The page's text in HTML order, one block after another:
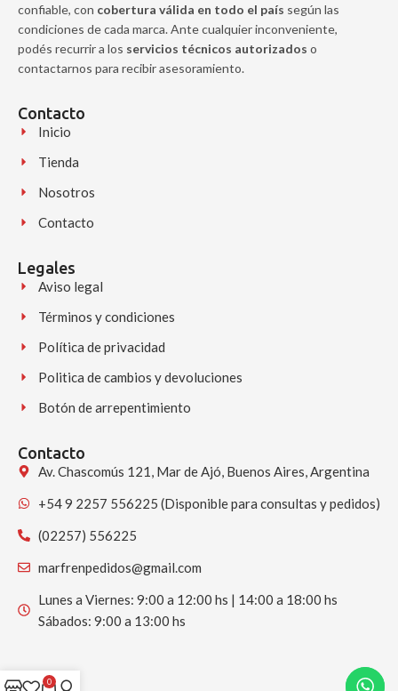
confiable, con cobertura válida en todo el país según las
condiciones de cada marca. Ante cualquier inconveniente,
podés recurrir a los servicios técnicos autorizados o
contactarnos para recibir asesoramiento.
Contacto
Inicio
Tienda
Nosotros
Contacto
Legales
Aviso legal
Términos y condiciones
Política de privacidad
Politica de cambios y devoluciones
Botón de arrepentimiento
Contacto
Av. Chascomús 121, Mar de Ajó, Buenos Aires, Argentina
+54 9 2257 556225 (Disponible para consultas y pedidos)
(02257) 556225
marfrenpedidos@gmail.com
Lunes a Viernes: 9:00 a 12:00 hs | 14:00 a 18:00 hs
Sábados: 9:00 a 13:00 hs
0